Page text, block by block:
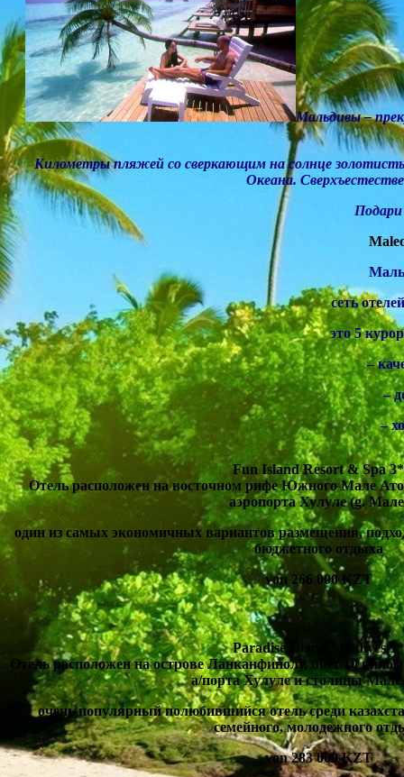
Мальдивы –
Километры пляжей со сверкающим на солнце
Океана.
сеть
это5
–
–
–
Fun Island Resort& Spa 3*
Отель расположен на восточном рифе Южного Мале
аэропорта Хулуле(g.Мале
один из самых экономичных вариантов размещения,
бюджетного отдыха
von 266 000 KZT
Paradise Island Maldives5*
Отель расположен на острове Ланканфинолу, über 10
а/порта Хулуле и столицы
очень популярный полюбившийся отель среди
семейного,молодежного
von 283 000 KZT